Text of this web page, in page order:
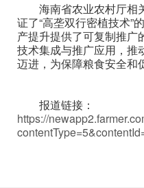
海南省农业农村厅相
证了“高垄双行密植技术”
产提升提供了可复制推广
技术集成与推广应用，推
迈进，为保障粮食安全和
报道链接：
https://